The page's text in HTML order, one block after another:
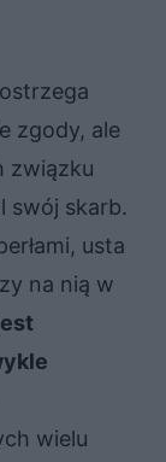
zgody, ale
związku
swój skarb.
usta
na nią w
wielu